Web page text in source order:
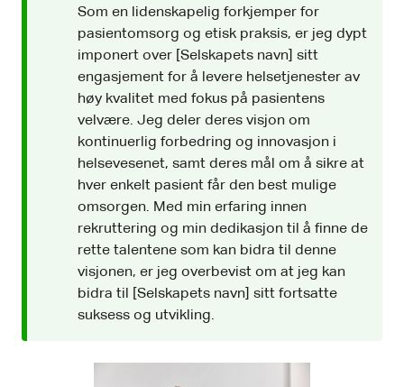
Som en lidenskapelig forkjemper for
pasientomsorg og etisk praksis, er jeg dypt
imponert over [Selskapets navn] sitt
engasjement for å levere helsetjenester av
høy kvalitet med fokus på pasientens
velvære. Jeg deler deres visjon om
kontinuerlig forbedring og innovasjon i
helsevesenet, samt deres mål om å sikre at
hver enkelt pasient får den best mulige
omsorgen. Med min erfaring innen
rekruttering og min dedikasjon til å finne de
rette talentene som kan bidra til denne
visjonen, er jeg overbevist om at jeg kan
bidra til [Selskapets navn] sitt fortsatte
suksess og utvikling.